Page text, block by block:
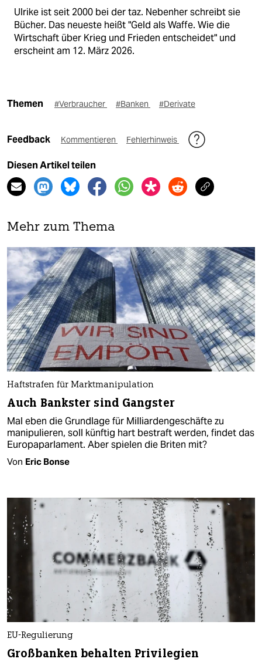
Ulrike ist seit 2000 bei der taz. Nebenher schreibt sie
Bücher. Das neueste heißt "Geld als Waffe. Wie die
Wirtschaft über Krieg und Frieden entscheidet" und
erscheint am 12. März 2026.
Themen #Verbraucher #Banken #Derivate
Feedback Kommentieren Fehlerhinweis
Diesen Artikel teilen
Mehr zum Thema
Haftstrafen für Marktmanipulation
Auch Bankster sind Gangster
Mal eben die Grundlage für Milliardengeschäfte zu
manipulieren, soll künftig hart bestraft werden, findet das
Europaparlament. Aber spielen die Briten mit?
Von Eric Bonse
EU-Regulierung
Großbanken behalten Privilegien